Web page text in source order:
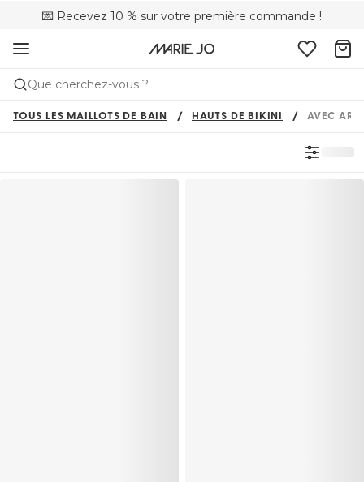
💌 Recevez 10 % sur votre première commande !
🚚 Livraison gratuite à partir de 90 €
📦 Retours gratuits
Que cherchez-vous ?
TOUS LES MAILLOTS DE BAIN HAUTS DE BIKINI AVEC